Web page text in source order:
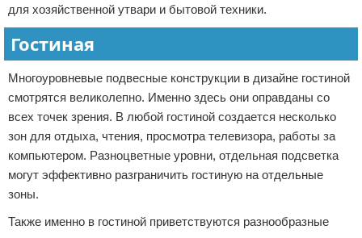
для хозяйственной утвари и бытовой техники.
Гостиная
Многоуровневые подвесные конструкции в дизайне гостиной
смотрятся великолепно. Именно здесь они оправданы со
всех точек зрения. В любой гостиной создается несколько
зон для отдыха, чтения, просмотра телевизора, работы за
компьютером. Разноцветные уровни, отдельная подсветка
могут эффективно разграничить гостиную на отдельные
зоны.
Также именно в гостиной приветствуются разнообразные